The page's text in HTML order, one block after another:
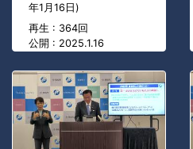
年1月16日)
再生 : 364回
公開 : 2025.1.16